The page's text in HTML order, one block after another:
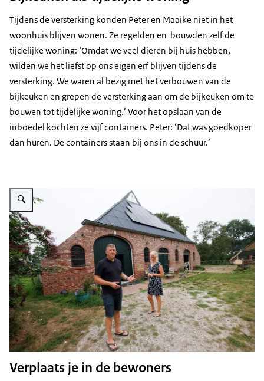
Tijdens de versterking konden Peter en Maaike niet in het
woonhuis blijven wonen. Ze regelden en bouwden zelf de
tijdelijke woning: ‘Omdat we veel dieren bij huis hebben,
wilden we het liefst op ons eigen erf blijven tijdens de
versterking. We waren al bezig met het verbouwen van de
bijkeuken en grepen de versterking aan om de bijkeuken om te
bouwen tot tijdelijke woning.’ Voor het opslaan van de
inboedel kochten ze vijf containers. Peter: ‘Dat was goedkoper
dan huren. De containers staan bij ons in de schuur.’
Vergroot afbeelding Peter en Maaike bij hun schuur
Verplaats je in de bewoners